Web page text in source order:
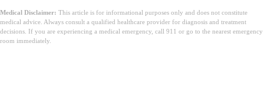
Medical Disclaimer: This article is for informational purposes only and does not constitute
medical advice. Always consult a qualified healthcare provider for diagnosis and treatment
decisions. If you are experiencing a medical emergency, call 911 or go to the nearest emergency
room immediately.